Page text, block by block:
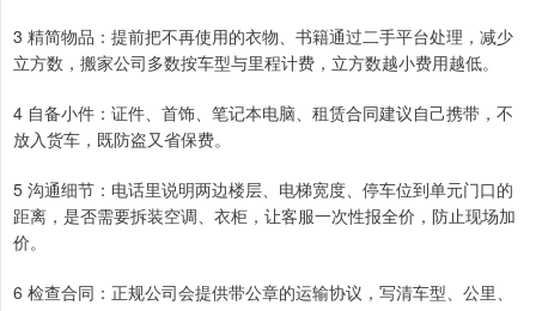
3 精简物品：提前把不再使用的衣物、书籍通过二手平台处理，减少
立方数，搬家公司多数按车型与里程计费，立方数越小费用越低。
4 自备小件：证件、首饰、笔记本电脑、租赁合同建议自己携带，不
放入货车，既防盗又省保费。
5 沟通细节：电话里说明两边楼层、电梯宽度、停车位到单元门口的
距离，是否需要拆装空调、衣柜，让客服一次性报全价，防止现场加
价。
6 检查合同：正规公司会提供带公章的运输协议，写清车型、公里、